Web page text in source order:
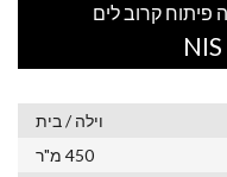
וילה / בית
450 מ"ר